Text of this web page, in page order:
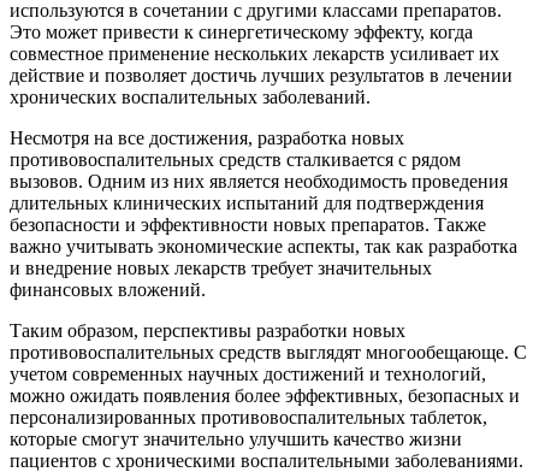
используются в сочетании с другими классами препаратов.
Это может привести к синергетическому эффекту, когда
совместное применение нескольких лекарств усиливает их
действие и позволяет достичь лучших результатов в лечении
хронических воспалительных заболеваний.
Несмотря на все достижения, разработка новых
противовоспалительных средств сталкивается с рядом
вызовов. Одним из них является необходимость проведения
длительных клинических испытаний для подтверждения
безопасности и эффективности новых препаратов. Также
важно учитывать экономические аспекты, так как разработка
и внедрение новых лекарств требует значительных
финансовых вложений.
Таким образом, перспективы разработки новых
противовоспалительных средств выглядят многообещающе. С
учетом современных научных достижений и технологий,
можно ожидать появления более эффективных, безопасных и
персонализированных противовоспалительных таблеток,
которые смогут значительно улучшить качество жизни
пациентов с хроническими воспалительными заболеваниями.